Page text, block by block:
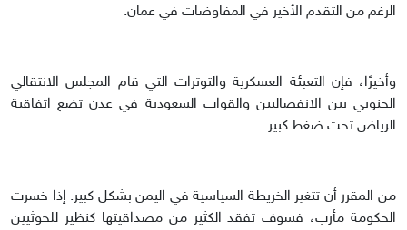
الرغم من التقدم الأخير في المفاوضات في عمان.
وأخيرًا، فإن التعبئة العسكرية والتوترات التي قام المجلس الانتقالي
الجنوبي بين الانفصاليين والقوات السعودية في عدن تضع اتفاقية
الرياض تحت ضغط كبير.
من المقرر أن تتغير الخريطة السياسية في اليمن بشكل كبير. إذا خسرت
الحكومة مأرب، فسوف تفقد الكثير من مصداقيتها كنظير للحوثيين